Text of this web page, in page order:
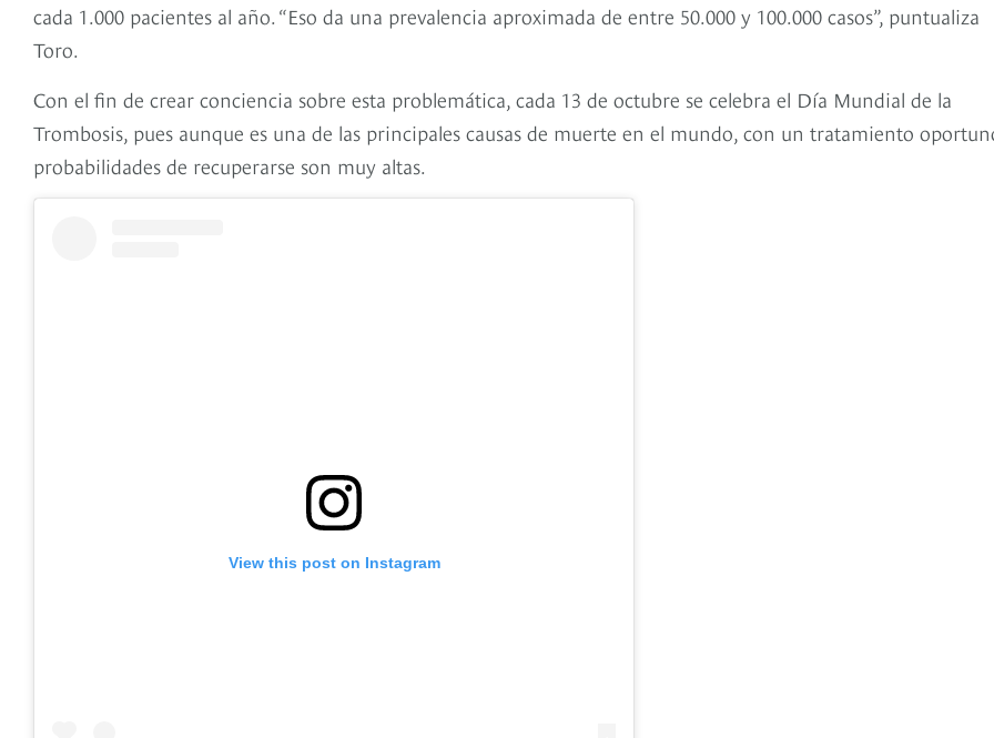
cada 1.000 pacientes al año. “Eso da una prevalencia aproximada de entre 50.000 y 100.000 casos”, puntualiza
Toro.
Con el fin de crear conciencia sobre esta problemática, cada 13 de octubre se celebra el Día Mundial de la
Trombosis, pues aunque es una de las principales causas de muerte en el mundo, con un tratamiento
probabilidades de recuperarse son muy altas.
View this post on Instagram